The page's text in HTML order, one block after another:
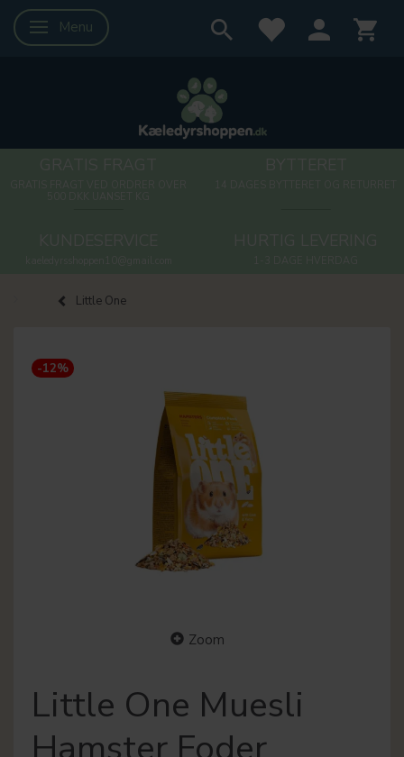
Skifte navigation
Menu
Little One
-12%
Zoom
Little One Muesli